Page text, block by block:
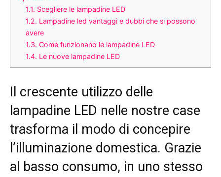
1.1. Scegliere le lampadine LED
1.2. Lampadine led vantaggi e dubbi che si possono
avere
1.3. Come funzionano le lampadine LED
1.4. Le nuove lampadine LED
Il crescente utilizzo delle
lampadine LED nelle nostre case
trasforma il modo di concepire
l’illuminazione domestica. Grazie
al basso consumo, in uno stesso